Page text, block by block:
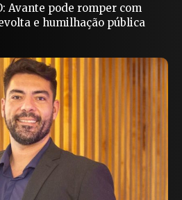
Avante pode romper com
e humilhação pública